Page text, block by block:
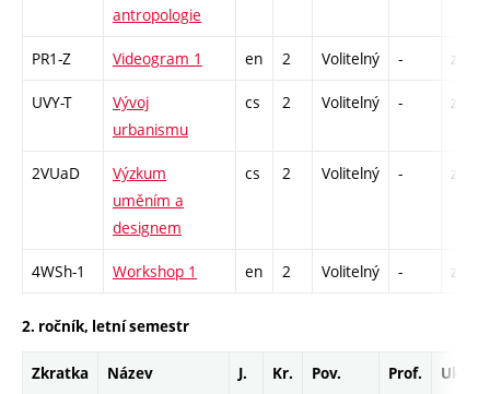
antropologie
PR1-Z Videogram 1 en 2 Volitelný - zá
UVY-T
Vývoj
urbanismu
cs 2 Volitelný - zá,zk
2VUaD
Výzkum
uměním a
designem
cs 2 Volitelný - zá
4WSh-1 Workshop 1 en 2 Volitelný - zá
2. ročník, letní semestr
Zkratka Název J. Kr. Pov. Prof. Uk.